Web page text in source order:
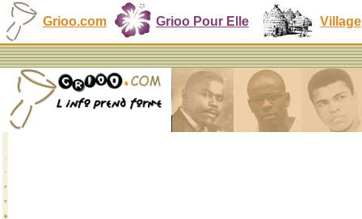
Grioo.com Grioo Pour Elle Village